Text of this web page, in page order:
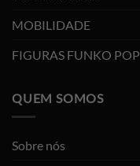
MOBILIDADE
FIGURAS FUNKO POP
QUEM SOMOS
Sobre nós